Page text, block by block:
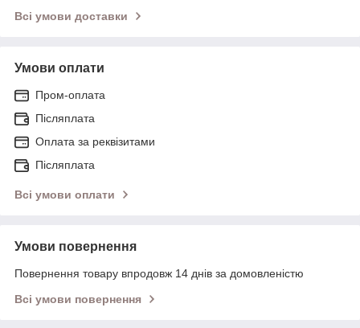
Всі умови доставки
Умови оплати
Пром-оплата
Післяплата
Оплата за реквізитами
Післяплата
Всі умови оплати
Умови повернення
Повернення товару впродовж 14 днів за домовленістю
Всі умови повернення